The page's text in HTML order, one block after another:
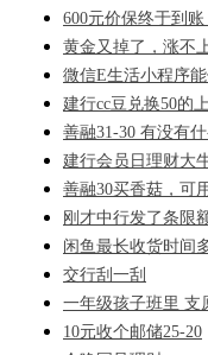
600元价保终于到
黄金又掉了，涨不
微信E生活小程序
建行cc豆兑换50的
善融31-30 有没有
建行会员日理财大
善融30买香菇，可
刚才中行发了条限
闲鱼最长收货时间
交行刮一刮
一年级孩子班里 支
10元收个邮储25-20